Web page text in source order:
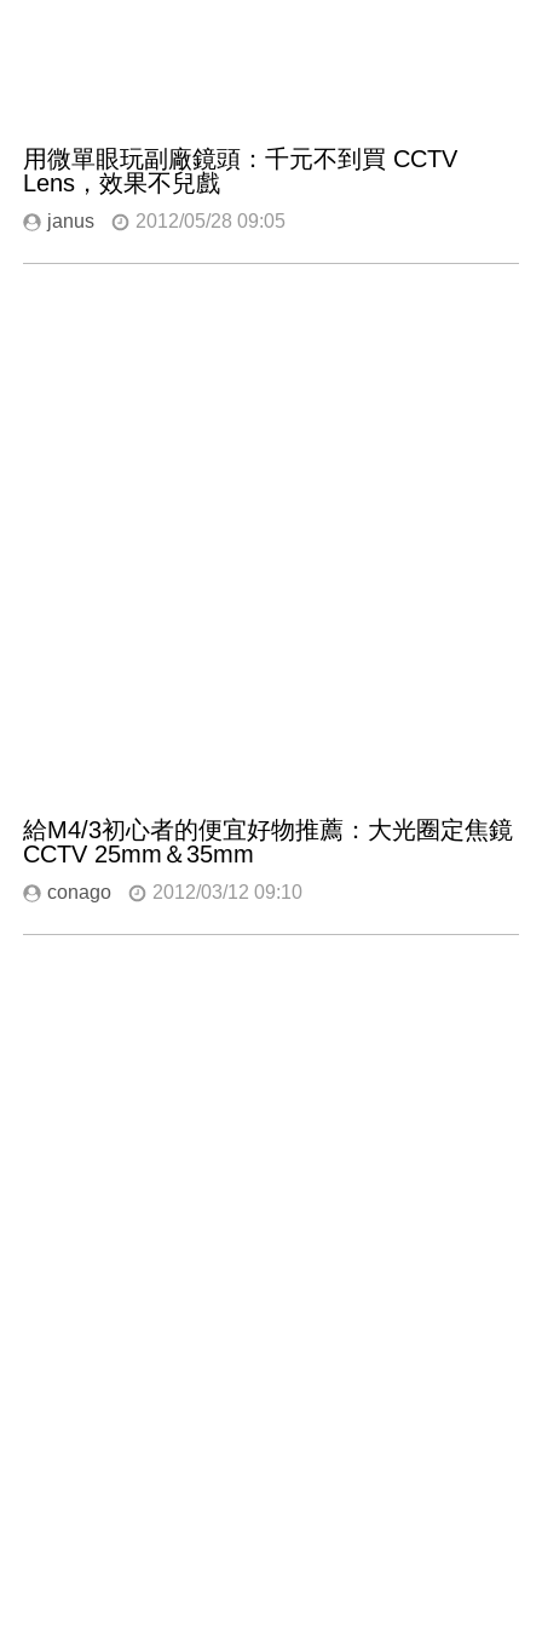
用微單眼玩副廠鏡頭：千元不到買 CCTV
Lens，效果不兒戲
janus 2012/05/28 09:05
給M4/3初心者的便宜好物推薦：大光圈定焦鏡
CCTV 25mm＆35mm
conago 2012/03/12 09:10